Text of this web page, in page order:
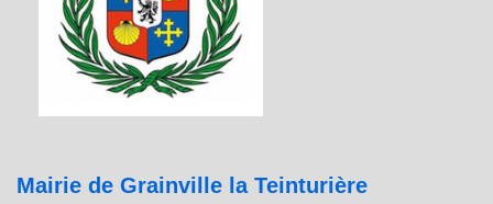
Mairie de Grainville la Teinturière